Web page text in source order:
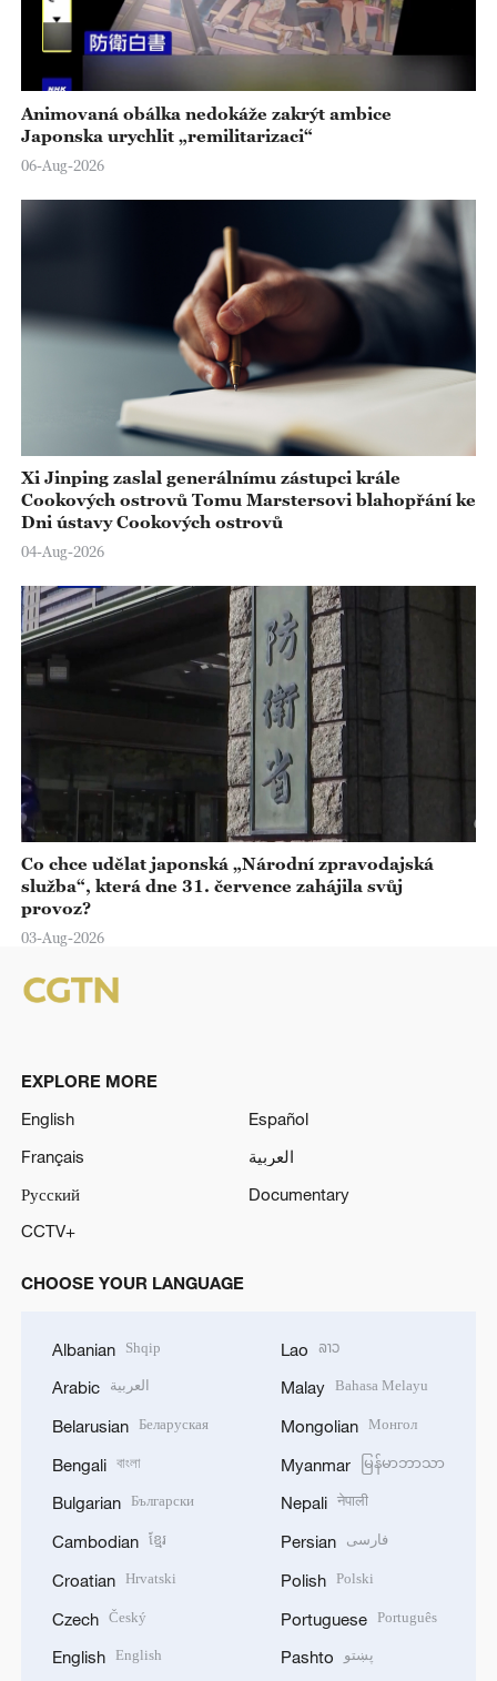
Animovaná obálka nedokáže zakrýt ambice
Japonska urychlit „remilitarizaci“
06-Aug-2026
Xi Jinping zaslal generálnímu zástupci krále
Cookových ostrovů Tomu Marstersovi blahopřání ke
Dni ústavy Cookových ostrovů
04-Aug-2026
Co chce udělat japonská „Národní zpravodajská
služba“, která dne 31. července zahájila svůj
provoz?
03-Aug-2026
EXPLORE MORE
English
Español
Français
العربية
Русский
Documentary
CCTV+
CHOOSE YOUR LANGUAGE
Albanian Shqip
Arabic العربية
Belarusian Беларуская
Bengali বাংলা
Bulgarian Български
Cambodian ខ្មែរ
Croatian Hrvatski
Czech Český
English English
Lao ລາວ
Malay Bahasa Melayu
Mongolian Монгол
Myanmar မြန်မာဘာသာ
Nepali नेपाली
Persian فارسی
Polish Polski
Portuguese Português
Pashto پښتو